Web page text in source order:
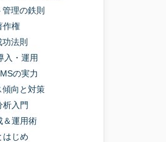
理の鉄則
作権
法則
入・運用
の実力
傾向と対策
析入門
＆運用術
はじめ